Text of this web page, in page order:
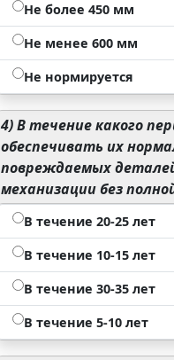
Не более 450 мм
Не менее 600 мм
Не нормируется
4)В течение какого
обеспечивать их
повреждаемых
механизации без
В течение 20-25 лет
В течение 10-15 лет
В течение 30-35 лет
В течение 5-10 лет